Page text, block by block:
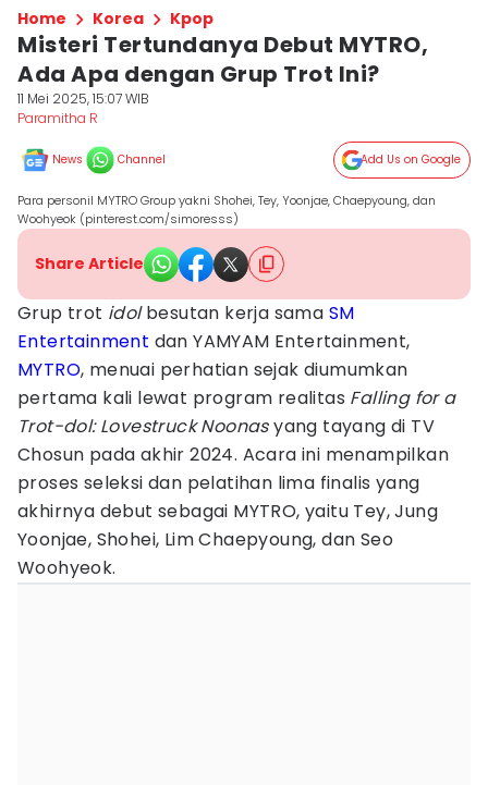
Home Korea Kpop
Misteri Tertundanya Debut MYTRO,
Ada Apa dengan Grup Trot Ini?
11 Mei 2025, 15:07 WIB
Paramitha R
News Channel Add Us on Google
Para personil MYTRO Group yakni Shohei, Tey, Yoonjae, Chaepyoung, dan
Woohyeok (pinterest.com/simoresss)
Share Article
Grup trot idolbesutan kerja sama SM
Entertainment dan YAMYAM Entertainment,
MYTRO, menuai perhatian sejak diumumkan
pertama kali lewat program realitas Falling for a
Trot-dol: Lovestruck Noonasyang tayang di TV
Chosun pada akhir 2024. Acara ini menampilkan
proses seleksi dan pelatihan lima finalis yang
akhirnya debut sebagai MYTRO, yaitu Tey, Jung
Yoonjae, Shohei, Lim Chaepyoung, dan Seo
Woohyeok.